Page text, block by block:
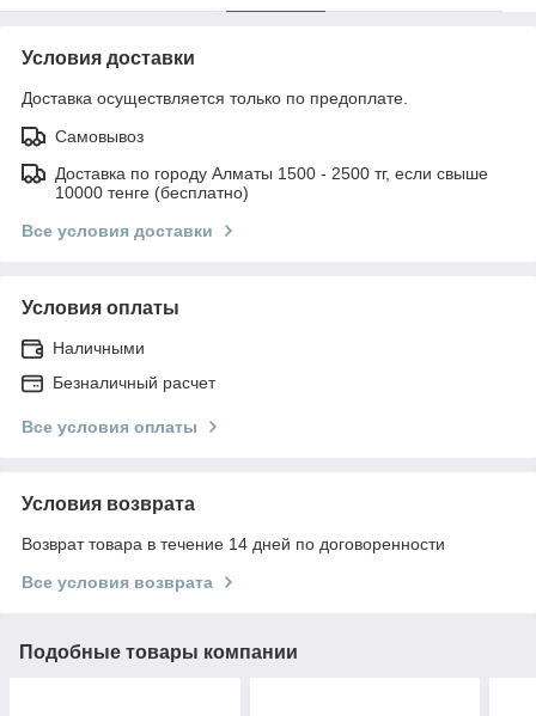
Условия доставки
Доставка осуществляется только по предоплате.
Самовывоз
Доставка по городу Алматы 1500 - 2500 тг, если свыше
10000 тенге (бесплатно)
Все условия доставки
Условия оплаты
Наличными
Безналичный расчет
Все условия оплаты
Условия возврата
Возврат товара в течение 14 дней по договоренности
Все условия возврата
Подобные товары компании